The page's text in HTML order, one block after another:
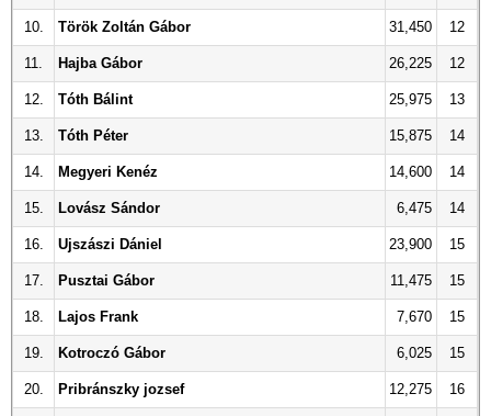
10. Török Zoltán Gábor 31,450 12
11. Hajba Gábor 26,225 12
12. Tóth Bálint 25,975 13
13. Tóth Péter 15,875 14
14. Megyeri Kenéz 14,600 14
15. Lovász Sándor 6,475 14
16. Ujszászi Dániel 23,900 15
17. Pusztai Gábor 11,475 15
18. Lajos Frank 7,670 15
19. Kotroczó Gábor 6,025 15
20. Pribránszky jozsef 12,275 16